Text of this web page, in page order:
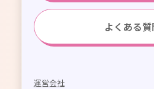
よくある質
運営会社